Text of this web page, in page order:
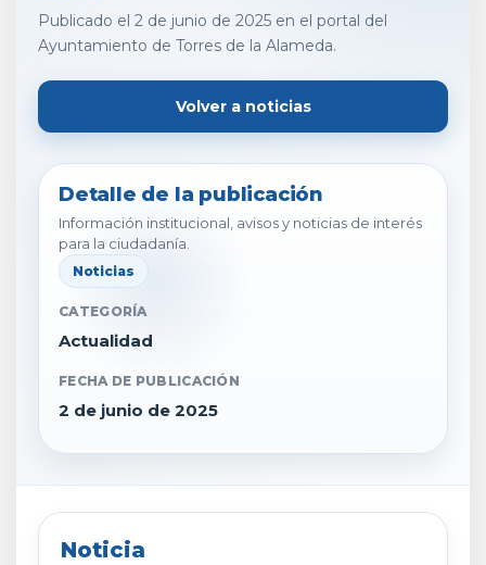
Publicado el 2 de junio de 2025 en el portal del
Ayuntamiento de Torres de la Alameda.
Volver a noticias
Detalle de la publicación
Información institucional, avisos y noticias de interés
para la ciudadanía.
Noticias
CATEGORÍA
Actualidad
FECHA DE PUBLICACIÓN
2 de junio de 2025
Noticia